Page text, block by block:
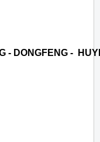
- DONGFENG -